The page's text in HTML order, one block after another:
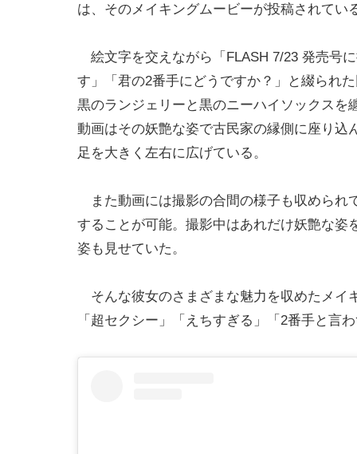
は、そのメイキングムービーが投稿されてい
絵文字を交えながら「FLASH 7/23 発売号
す」「君の2番手にどうですか？」と綴られ
黒のランジェリーと黒のニーハイソックスを
動画はその妖艶な姿で古民家の縁側に座り
足を大きく左右に広げている。
また動画には撮影の合間の様子も収められ
することが可能。撮影中はあれだけ妖艶な
姿も見せていた。
そんな彼女のさまざまな魅力を収めたメイ
「超セクシー」「えちすぎる」「2番手と言